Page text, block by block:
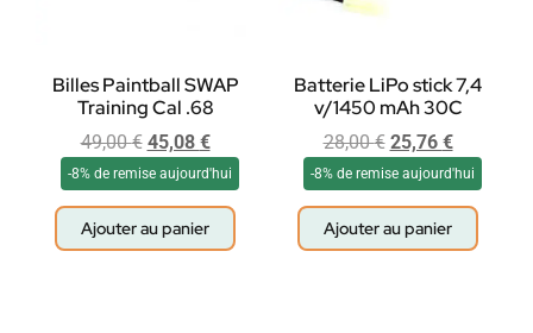
Billes Paintball SWAP
Training Cal .68
49,00€ 45,08 €
-8% de remise aujourd'hui
Ajouter au panier
Batterie LiPo stick 7,4
v/1450 mAh 30C
28,00€ 25,76 €
-8% de remise aujourd'hui
Ajouter au panier